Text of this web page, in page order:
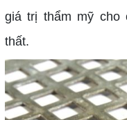
giá trị thẩm mỹ cho
thất.